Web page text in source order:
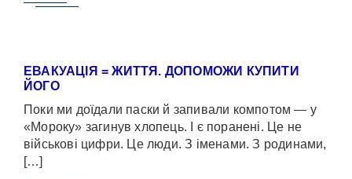
ЕВАКУАЦІЯ = ЖИТТЯ. ДОПОМОЖИ КУПИТИ
ЙОГО
Поки ми доїдали паски й запивали компотом — у
«Мороку» загинув хлопець. І є поранені. Це не
військові цифри. Це люди. З іменами. З родинами,
[…]